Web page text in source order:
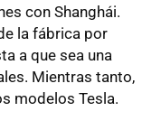
con Shanghái.
la fábrica por
a que sea una
Mientras tanto,
modelos Tesla.